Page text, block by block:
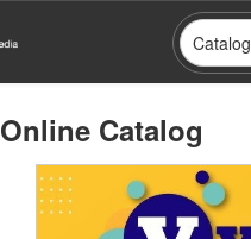
Catalog
Online Catalog